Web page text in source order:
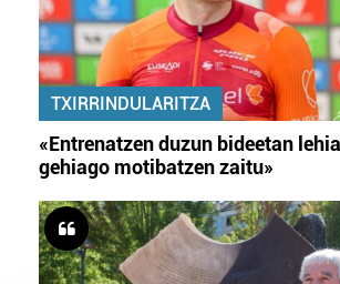
TXIRRINDULARITZA
«Entrenatzen duzun bideetan
gehiago motibatzen zaitu»